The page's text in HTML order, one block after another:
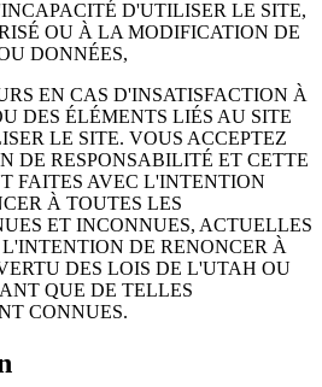
D'UTILISER LE SITE,
OU À LA MODIFICATION DE
DONNÉES,
EN CAS D'INSATISFACTION À
DES ÉLÉMENTS LIÉS AU SITE
LE SITE. VOUS ACCEPTEZ
DE RESPONSABILITÉ ET CETTE
FAITES AVEC L'INTENTION
À TOUTES LES
ET INCONNUES, ACTUELLES
DE RENONCER À
DES LOIS DE L'UTAH OU
QUE DE TELLES
CONNUES.